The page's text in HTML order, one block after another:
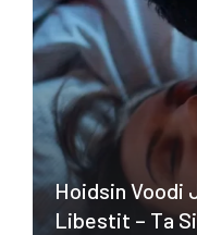
Hoidsin Voodi
Libestit – Ta